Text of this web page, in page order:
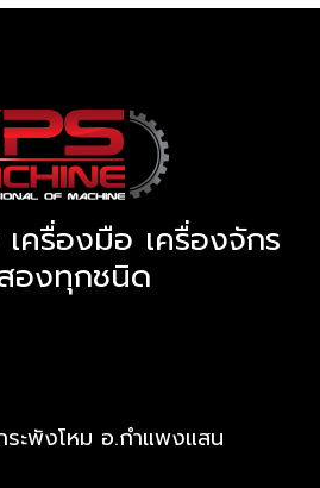
ครื่องมือ เครื่องจักร
องทุกชนิด
ะพังโหม อ.กำแพงแสน